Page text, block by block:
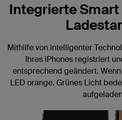
Integrierte Smart
Mithilfe von intelligenter
Ihres iPhones registriert
entsprechend geändert.
LED orange. Grünes Licht